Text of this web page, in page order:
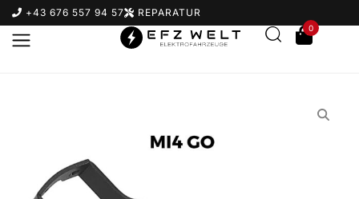
+43 676 557 94 57 REPARATUR
0